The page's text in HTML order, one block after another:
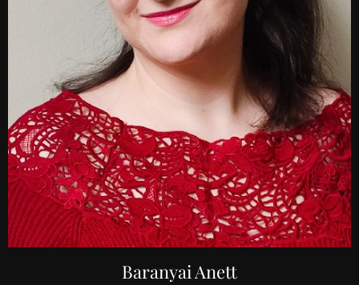
Baranyai Anett